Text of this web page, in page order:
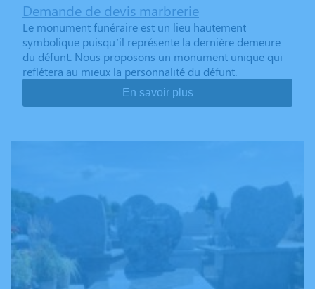
Demande de devis marbrerie
Le monument funéraire est un lieu hautement
symbolique puisqu’il représente la dernière demeure
du défunt. Nous proposons un monument unique qui
reflétera au mieux la personnalité du défunt.
En savoir plus